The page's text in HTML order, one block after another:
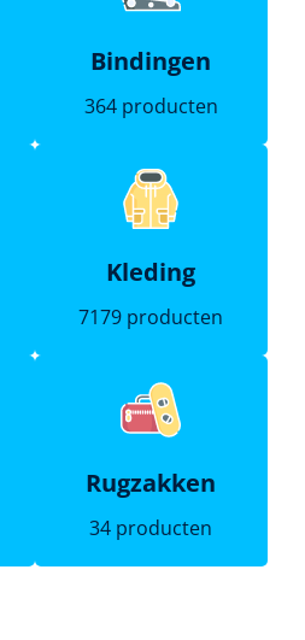
Bindingen
364 producten
Kleding
7179 producten
Rugzakken
34 producten